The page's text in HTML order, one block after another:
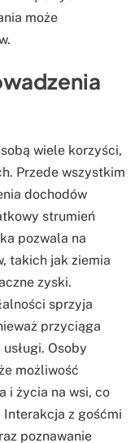
może
wiele korzyści,
Przede wszystkim
dochodów
strumień
pozwala na
takich jak ziemia
zyski.
sprzyja
przyciąga
Osoby
możliwość
i życia na wsi, co
z gośćmi
poznawanie